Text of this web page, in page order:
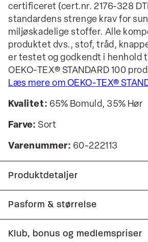
certificeret (cert.nr. 2176-328
standardens strenge krav for
miljøskadelige stoffer. Alle
produktet dvs., stof, tråd,
er testet og godkendt i henhold
OEKO-TEX® STANDARD 100
Læs mere om OEKO-TEX®
Kvalitet: 65% Bomuld, 35% Hør
Farve: Sort
Varenummer: 60-222113
Produktdetaljer
Certificeret med OEKO-TEX®
Fremstillet i bomuldsblend
Logomærke nederst på
Pasform & størrelse
Fit:Relaxed fit
Klub, bonus og medlemspriser